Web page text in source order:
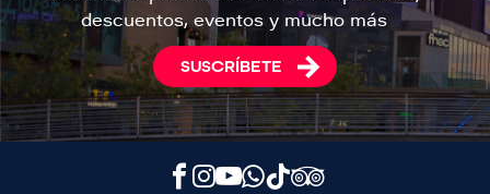
descuentos, eventos y mucho más
SUSCRÍBETE